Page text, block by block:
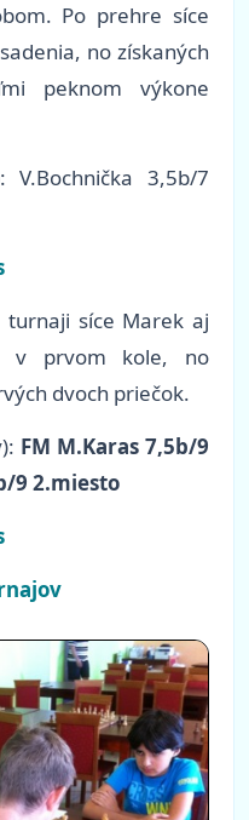
Po prehre síce
no získaných
peknom výkone
3,5b/7
síce Marek aj
v prvom kole, no
dvoch priečok.
FM M.Karas 7,5b/9
9 2.miesto